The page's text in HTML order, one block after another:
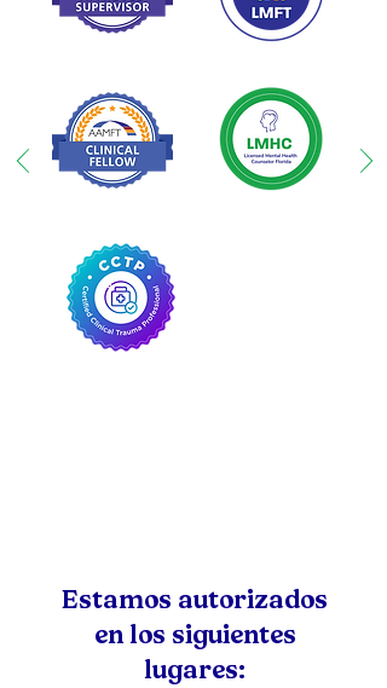
Estamos autorizados
en los siguientes
lugares: